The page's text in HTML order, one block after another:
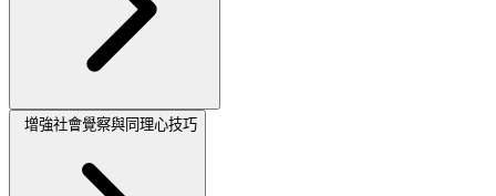
增強社會覺察與同理心技巧